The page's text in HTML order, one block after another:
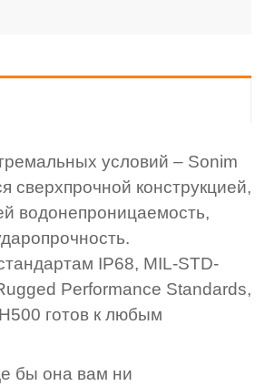
условий – Sonim
сверхпрочной конструкцией,
водонепроницаемость,
IP68, MIL-STD-
Performance Standards,
готов к любым
бы она вам ни